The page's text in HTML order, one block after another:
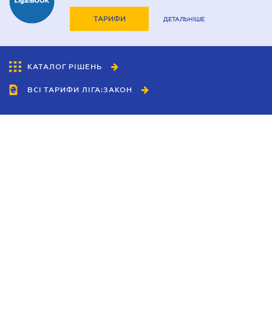
ТАРИФИ ДЕТАЛЬНІШЕ
КАТАЛОГ РІШЕНЬ
ВСІ ТАРИФИ ЛІГА:ЗАКОН